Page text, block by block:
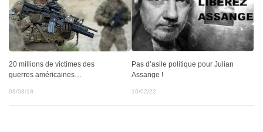
20 millions de victimes des
guerres américaines…
08/08/18
Pas d’asile politique pour Julian
Assange !
10/02/22